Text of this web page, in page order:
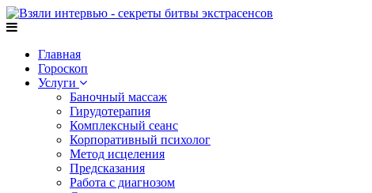
Главная
Гороскоп
Услуги
Баночный массаж
Гирудотерапия
Комплексный сеанс
Корпоративный психолог
Метод исцеления
Предсказания
Работа с диагнозом